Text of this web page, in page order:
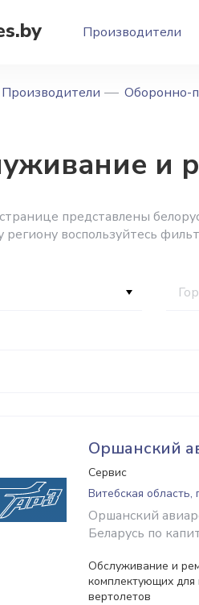
Производители
Производители Оборонно-
и
представлены
региону воспользуйтесь
Оршанский
Сервис
Витебская область,
Оршанский
Беларусь по
Обслуживание и
комплектующих для
вертолетов